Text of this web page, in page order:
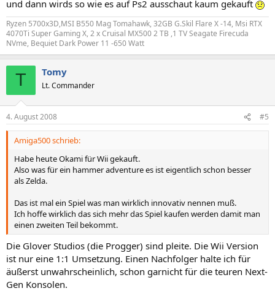
und dann wirds so wie es auf Ps2 ausschaut kaum gekauft
Ryzen 5700x3D,MSI B550 Mag Tomahawk, 32GB G.Skil Flare X -14, Msi RTX
4070Ti Super Gaming X, 2 x Cruisal MX500 2 TB ,1 TV Seagate Firecuda
NVme, Bequiet Dark Power 11 -650 Watt
T Tomy
Lt. Commander
4. August 2008 #5
Amiga500 schrieb:
Habe heute Okami für Wii gekauft.
Also was für ein hammer adventure es ist eigentlich schon besser
als Zelda.
Das ist mal ein Spiel was man wirklich innovativ nennen muß.
Ich hoffe wirklich das sich mehr das Spiel kaufen werden damit man
einen zweiten Teil bekommt.
Die Glover Studios (die Progger) sind pleite. Die Wii Version
ist nur eine 1:1 Umsetzung. Einen Nachfolger halte ich für
äußerst unwahrscheinlich, schon garnicht für die teuren Next-
Gen Konsolen.